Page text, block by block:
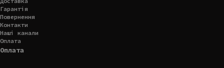
Гарантія
Повернення
Контакти
Наші канали
Оплата
Оплата